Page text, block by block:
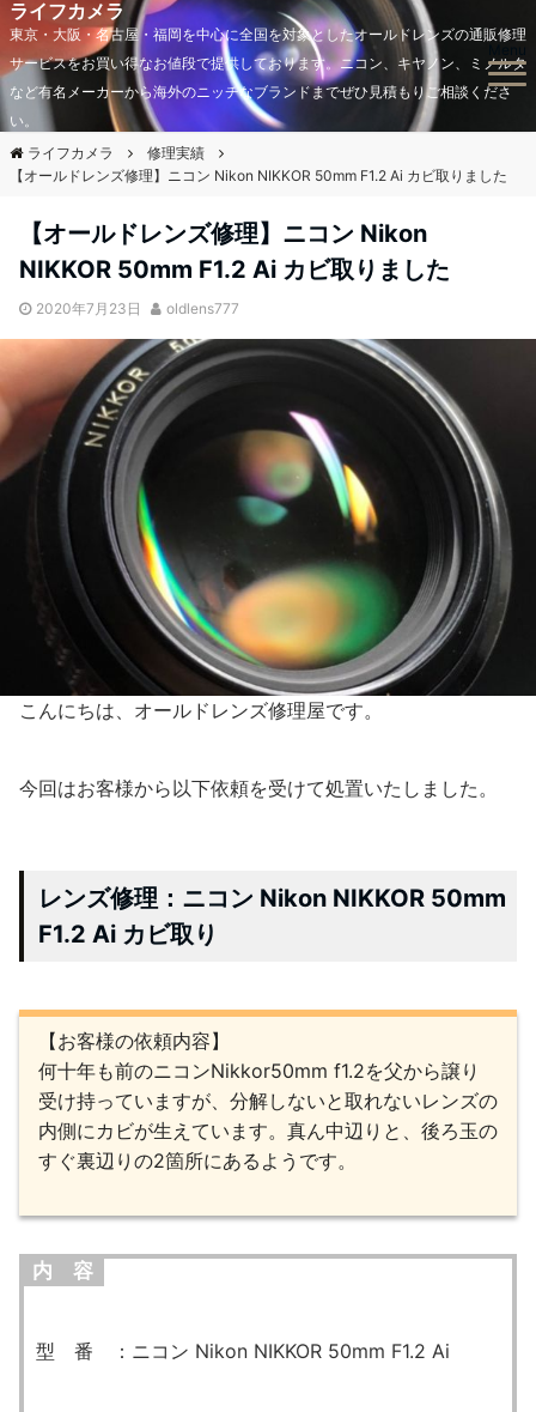
ライフカメラ
東京・大阪・名古屋・福岡を中心に全国を対象としたオールドレンズの通販修理
サービスをお買い得なお値段で提供しております。ニコン、キヤノン、ミノルタ
など有名メーカーから海外のニッチなブランドまでぜひ見積もりご相談くださ
い。
ライフカメラ
修理実績
【オールドレンズ修理】ニコン Nikon NIKKOR 50mm F1.2 Ai カビ取りました
【オールドレンズ修理】ニコン Nikon
NIKKOR 50mm F1.2 Ai カビ取りました
2020年7月23日 oldlens777
こんにちは、オールドレンズ修理屋です。
今回はお客様から以下依頼を受けて処置いたしました。
レンズ修理：ニコン Nikon NIKKOR 50mm
F1.2 Ai カビ取り
【お客様の依頼内容】
何十年も前のニコンNikkor50mm f1.2を父から譲り
受け持っていますが、分解しないと取れないレンズの
内側にカビが生えています。真ん中辺りと、後ろ玉の
すぐ裏辺りの2箇所にあるようです。
内 容
型 番 ：ニコン Nikon NIKKOR 50mm F1.2 Ai